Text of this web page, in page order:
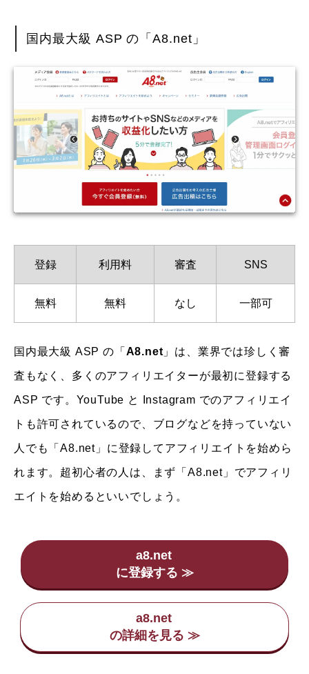
国内最大級 ASP の「A8.net」
登録 利用料 審査 SNS
無料 無料 なし 一部可
国内最大級 ASP の「 A8.net 」は、業界では珍しく審
査もなく、多くのアフィリエイターが最初に登録する
ASP です。YouTube と Instagram でのアフィリエイ
トも許可されているので、ブログなどを持っていない
人でも「A8.net」に登録してアフィリエイトを始めら
れます。超初心者の人は、まず「A8.net」でアフィリ
エイトを始めるといいでしょう。
a8.net
a8.net